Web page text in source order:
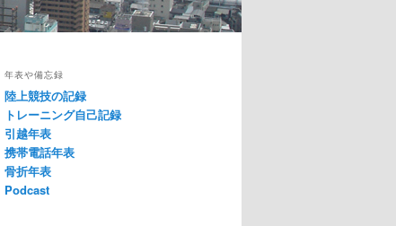
年表や備忘録
陸上競技の記録
トレーニング自己記録
引越年表
携帯電話年表
骨折年表
Podcast